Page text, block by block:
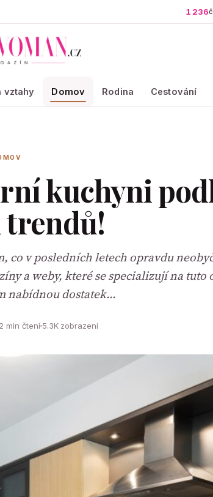
1 236
vztahy Domov Rodina Cestování
kuchyni
trendů!
co v posledních letech opravdu
a weby, které se specializují na tuto
nabídnou dostatek…
2 min čtení 5.3K zobrazení